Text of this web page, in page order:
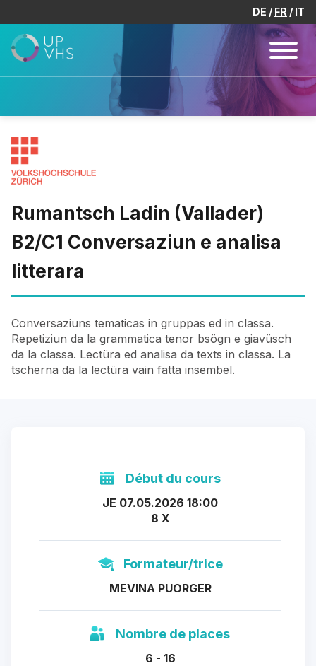
DE FR IT
Rumantsch Ladin (Vallader)
B2/C1 Conversaziun e analisa
litterara
Conversaziuns tematicas in gruppas ed in classa.
Repetiziun da la grammatica tenor bsögn e giavüsch
da la classa. Lectüra ed analisa da texts in classa. La
tscherna da la lectüra vain fatta insembel.
Début du cours
JE 07.05.2026 18:00
8 X
Formateur/trice
MEVINA PUORGER
Nombre de places
6 - 16